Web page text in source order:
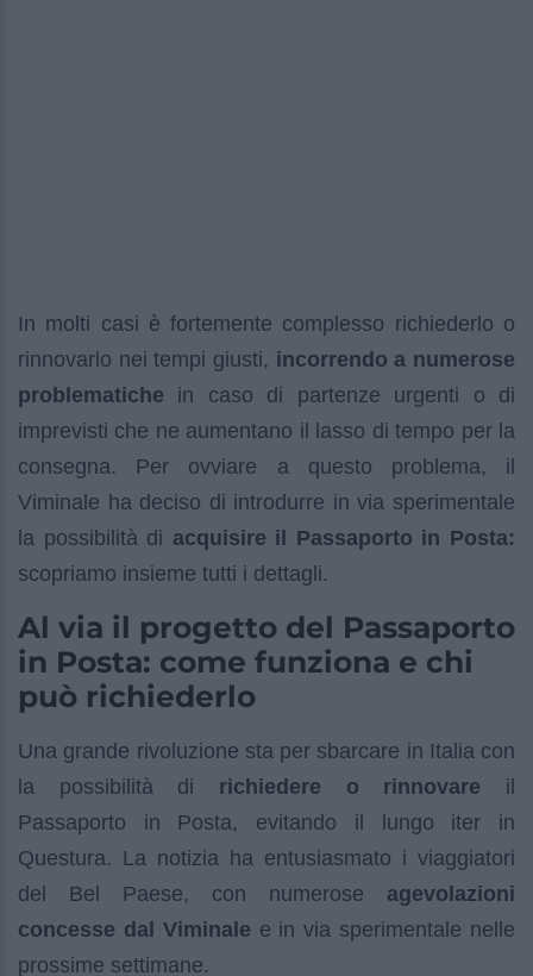
In molti casi è fortemente complesso richiederlo o
rinnovarlo nei tempi giusti, incorrendo a numerose
problematiche in caso di partenze urgenti o di
imprevisti che ne aumentano il lasso di tempo per la
consegna. Per ovviare a questo problema, il
Viminale ha deciso di introdurre in via sperimentale
la possibilità di acquisire il Passaporto in Posta:
scopriamo insieme tutti i dettagli.
Al via il progetto del Passaporto
in Posta: come funziona e chi
può richiederlo
Una grande rivoluzione sta per sbarcare in Italia con
la possibilità di richiedere o rinnovare il
Passaporto in Posta, evitando il lungo iter in
Questura. La notizia ha entusiasmato i viaggiatori
del Bel Paese, con numerose agevolazioni
concesse dal Viminale e in via sperimentale nelle
prossime settimane.